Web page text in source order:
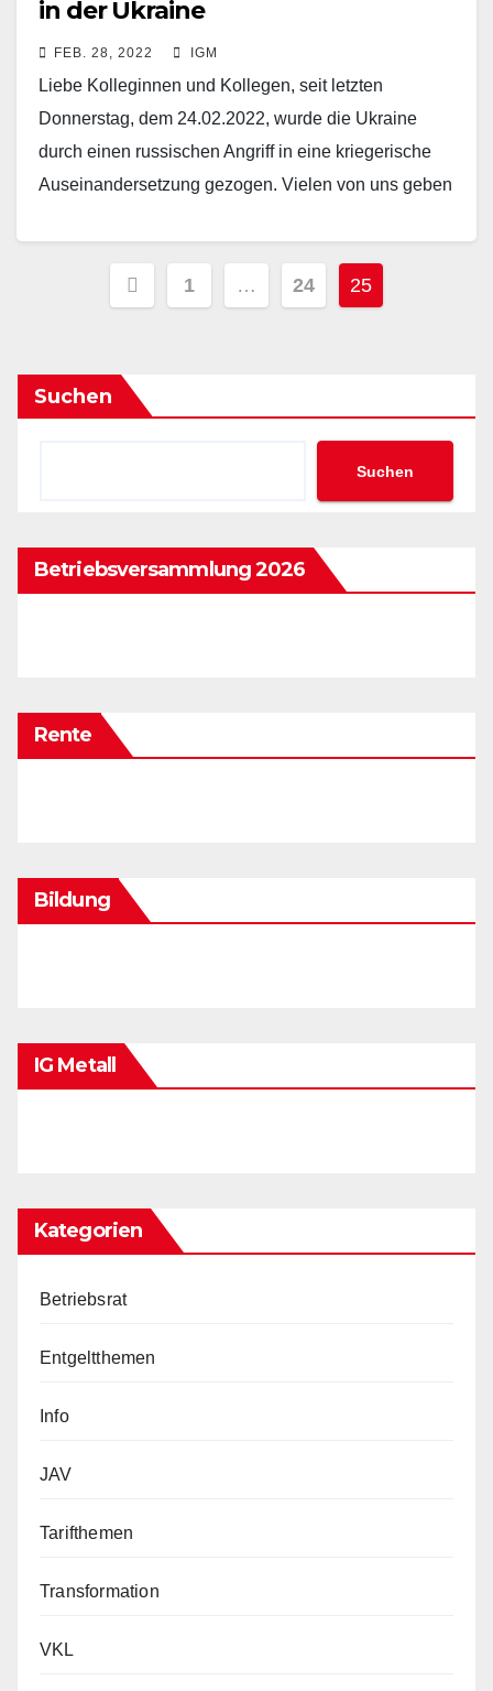
in der Ukraine
FEB. 28, 2022 IGM
Liebe Kolleginnen und Kollegen, seit letzten
Donnerstag, dem 24.02.2022, wurde die Ukraine
durch einen russischen Angriff in eine kriegerische
Auseinandersetzung gezogen. Vielen von uns geben
Beitragsnavigation
1 … 24 25
Suchen
Suchen
Betriebsversammlung 2026
Rente
Bildung
IG Metall
Kategorien
Betriebsrat
Entgeltthemen
Info
JAV
Tarifthemen
Transformation
VKL